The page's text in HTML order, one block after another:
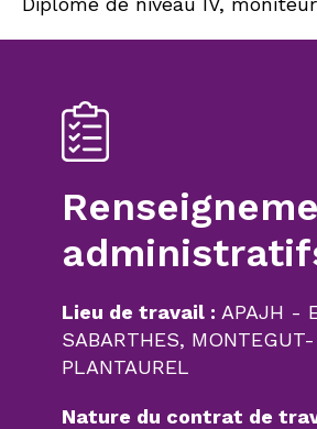
Lieu de travail : APAJH -
SABARTHES, MONTEGUT-
PLANTAUREL
Nature du contrat de